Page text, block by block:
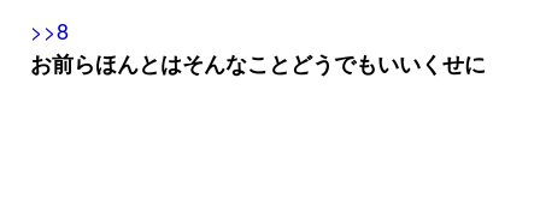
>>8
お前らほんとはそんなことどうでもいいくせに